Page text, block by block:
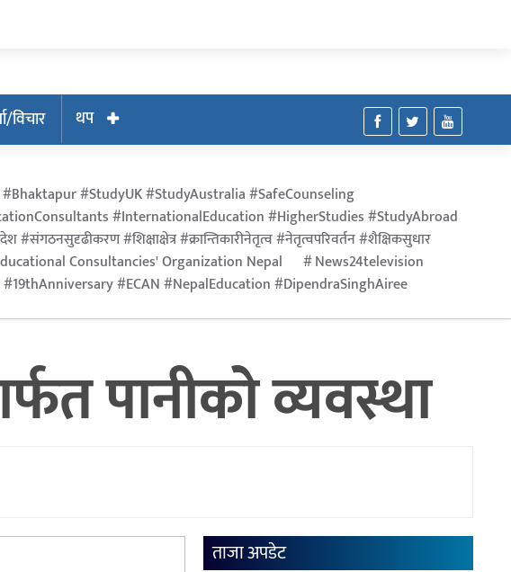
विचार
थप
#StudyUK #StudyAustralia #SafeCounseling
#InternationalEducation #HigherStudies #StudyAbroad
#संगठनसुदृढीकरण #शिक्षाक्षेत्र #क्रान्तिकारीनेतृत्व #नेतृत्वपरिवर्तन #शैक्षिकसुधार
Consultancies' Organization Nepal
News24television
#ECAN #NepalEducation #DipendraSinghAiree
पानीको व्यवस्था
ताजा अपडेट